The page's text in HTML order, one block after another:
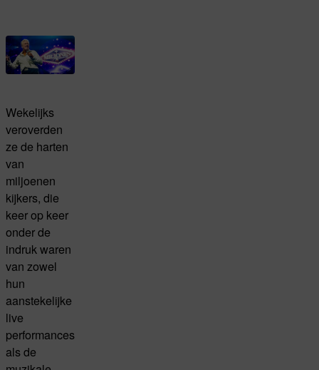
Wekelijks
veroverden
ze de harten
van
miljoenen
kijkers, die
keer op keer
onder de
indruk waren
van zowel
hun
aanstekelijke
live
performances
als de